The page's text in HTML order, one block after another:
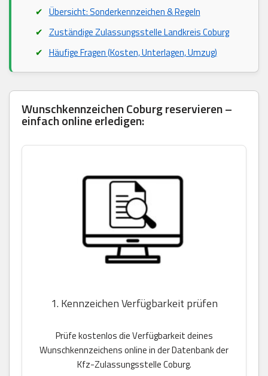
Übersicht: Sonderkennzeichen & Regeln
Zuständige Zulassungsstelle Landkreis Coburg
Häufige Fragen (Kosten, Unterlagen, Umzug)
Wunschkennzeichen Coburg reservieren –
einfach online erledigen:
1. Kennzeichen Verfügbarkeit prüfen
Prüfe kostenlos die Verfügbarkeit deines
Wunschkennzeichens online in der Datenbank der
Kfz-Zulassungsstelle Coburg.